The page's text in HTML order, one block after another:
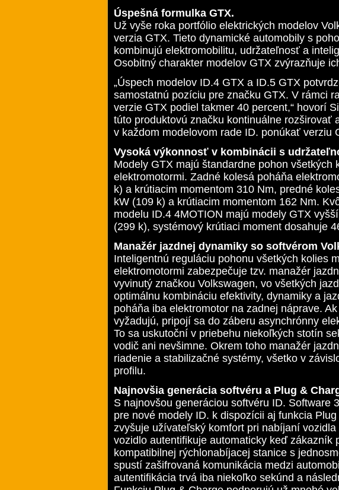
Úspešná formulka GTX.
Už vyše roka portfólio elektrických modelov
verzia GTX. Tieto dynamické automobily s
kombinujú elektromobilitu, udržateľnosť a
Osobitný charakter modelov GTX zvýrazňuje
„Úspech modelov ID.4 GTX a ID.5 GTX
samostatnú pozíciu pre značku GTX. V rámci
verzie GTX podiel takmer 40 percent,“ hovorí
túto produktovú značku kontinuálne rozširovať
v každom modelovom rade ID. ponúkať verziu
Vysoká výkonnosť v kombinácii s
Modely GTX majú štandardne pohon všetkých
elektromotormi. Zadné kolesá poháňa
k) a krútiacim momentom 310 Nm, predné
kW (109 k) a krútiacim momentom 162 Nm.
modelu ID.4 4MOTION majú modely GTX
(299 k), systémový krútiaci moment dosahuje
Manažér jazdnej dynamiky so softvérom
Inteligentnú reguláciu pohonu všetkých kolies
elektromotormi zabezpečuje tzv. manažér
vyvinutý značkou Volkswagen, vo všetkých
optimálnu kombináciu efektivity, dynamiky a
poháňa iba elektromotor na zadnej náprave.
vyžadujú, pripojí sa do záberu asynchrónny
To sa uskutoční v priebehu niekoľkých stotín
vodič ani nevšimne. Okrem toho manažér
riadenie a stabilizačné systémy, všetko v
profilu.
Najnovšia generácia softvéru a Plug &
S najnovšou generáciou softvéru ID. Software
pre nové modely ID. k dispozícii aj funkcia
zvyšuje užívateľský komfort pri nabíjaní
vozidlo autentifikuje automaticky keď zákazník
kompatibilnej rýchlonabíjacej stanice s
spustí zašifrovaná komunikácia medzi
autentifikácia trvá iba niekoľko sekúnd a